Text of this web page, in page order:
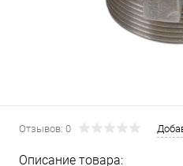
Отзывов: 0
Описание товара: